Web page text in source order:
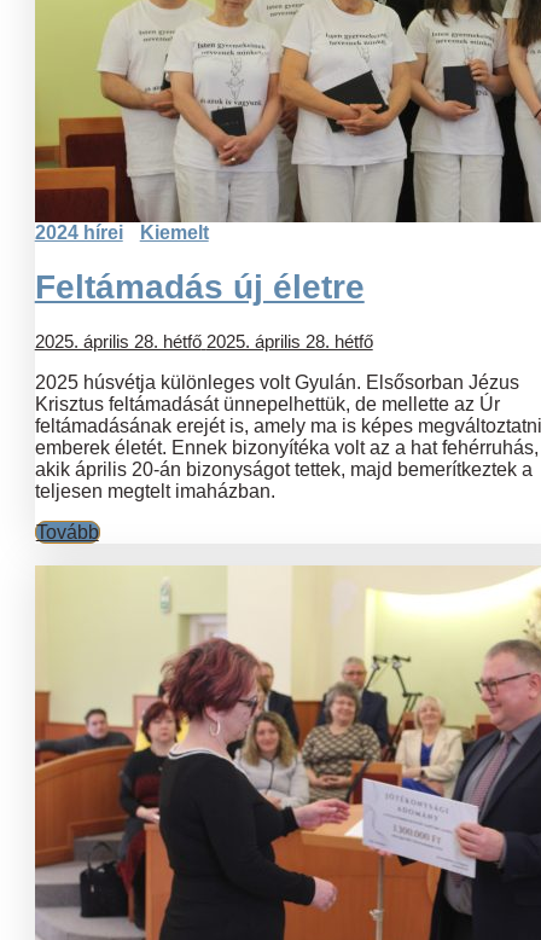
2024 hírei Kiemelt
Feltámadás új életre
2025. április 28. hétfő 2025. április 28. hétfő
2025 húsvétja különleges volt Gyulán. Elsősorban Jézus
Krisztus feltámadását ünnepelhettük, de mellette az Úr
feltámadásának erejét is, amely ma is képes
emberek életét. Ennek bizonyítéka volt az a hat fehérruhás,
akik április 20-án bizonyságot tettek, majd bemerítkeztek a
teljesen megtelt imaházban.
Tovább